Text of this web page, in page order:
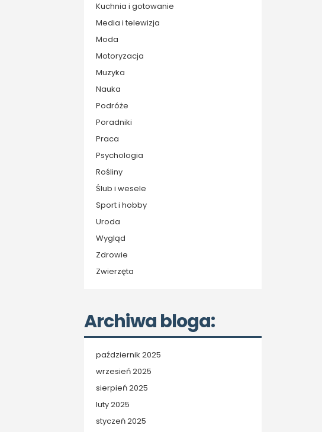
Kuchnia i gotowanie
Media i telewizja
Moda
Motoryzacja
Muzyka
Nauka
Podróże
Poradniki
Praca
Psychologia
Rośliny
Ślub i wesele
Sport i hobby
Uroda
Wygląd
Zdrowie
Zwierzęta
Archiwa bloga:
październik 2025
wrzesień 2025
sierpień 2025
luty 2025
styczeń 2025